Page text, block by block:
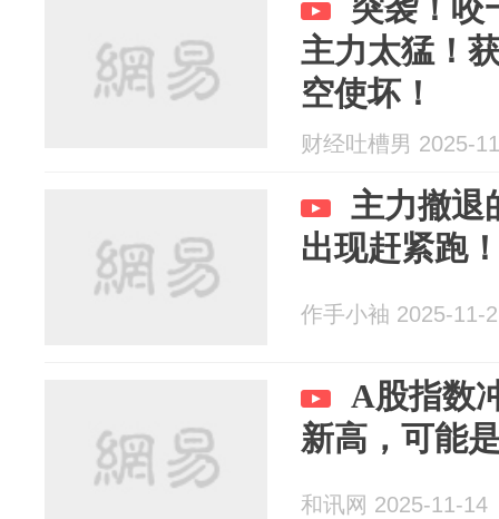
突袭！咬
主力太猛！
空使坏！
财经吐槽男 2025-
主力撤退
出现赶紧跑
作手小袖 2025-11-
A股指数
新高，可能
和讯网 2025-11-14